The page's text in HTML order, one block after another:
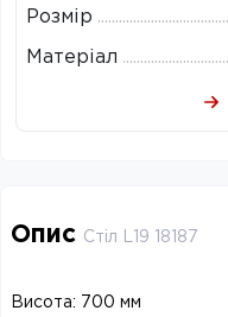
Розмір
Матеріал
Опис Стіл L19 18187
Висота: 700 мм